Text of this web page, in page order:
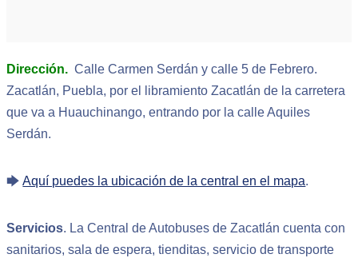
Dirección.Calle Carmen Serdán y calle 5 de Febrero.
Zacatlán, Puebla, por el libramiento Zacatlán de la carretera
que va a Huauchinango, entrando por la calle Aquiles
Serdán.
🡆Aquí puedes la ubicación de la central en el mapa.
Servicios. La Central de Autobuses de Zacatlán cuenta con
sanitarios, sala de espera, tienditas, servicio de transporte